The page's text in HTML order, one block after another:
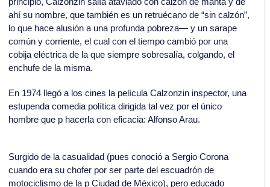
ahí su nombre, que también es un retruécano de “sin calzón”,
lo que hace alusión a una profunda pobreza— y un sarape
común y corriente, el cual con el tiempo cambió por una
cobija eléctrica de la que siempre sobresalía, colgando, el
enchufe de la misma.
En 1974 llegó a los cines la película Calzonzin inspector, una
estupenda comedia política dirigida tal vez por el único
hombre que p hacerla con eficacia: Alfonso Arau.
Surgido de la casualidad (pues conoció a Sergio Corona
cuando era su chofer por ser parte del escuadrón de
motociclismo de la p Ciudad de México), pero educado